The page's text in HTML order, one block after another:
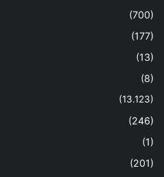
(700)
(177)
(13)
(8)
(13.123)
(246)
(1)
(201)